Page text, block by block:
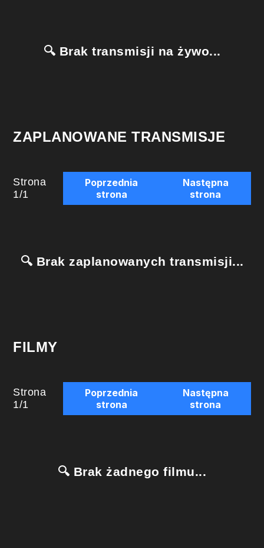
🔍 Brak transmisji na żywo...
ZAPLANOWANE TRANSMISJE
Strona
1/1
Poprzednia
strona
Następna
strona
🔍 Brak zaplanowanych transmisji...
FILMY
Strona
1/1
Poprzednia
strona
Następna
strona
🔍 Brak żadnego filmu...